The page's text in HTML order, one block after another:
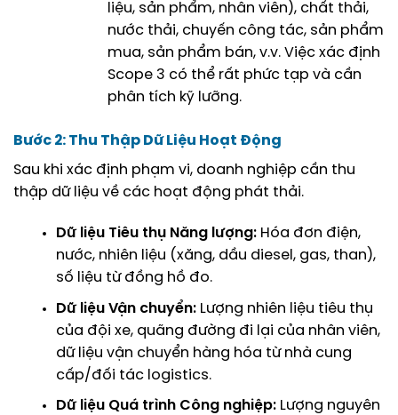
liệu, sản phẩm, nhân viên), chất thải,
nước thải, chuyến công tác, sản phẩm
mua, sản phẩm bán, v.v. Việc xác định
Scope 3 có thể rất phức tạp và cần
phân tích kỹ lưỡng.
Bước 2: Thu Thập Dữ Liệu Hoạt Động
Sau khi xác định phạm vi, doanh nghiệp cần thu
thập dữ liệu về các hoạt động phát thải.
Dữ liệu Tiêu thụ Năng lượng: Hóa đơn điện,
nước, nhiên liệu (xăng, dầu diesel, gas, than),
số liệu từ đồng hồ đo.
Dữ liệu Vận chuyển: Lượng nhiên liệu tiêu thụ
của đội xe, quãng đường đi lại của nhân viên,
dữ liệu vận chuyển hàng hóa từ nhà cung
cấp/đối tác logistics.
Dữ liệu Quá trình Công nghiệp: Lượng nguyên